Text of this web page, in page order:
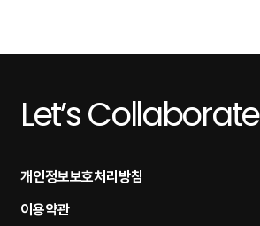
Let’s Collaborate
개인정보보호처리방침
이용약관